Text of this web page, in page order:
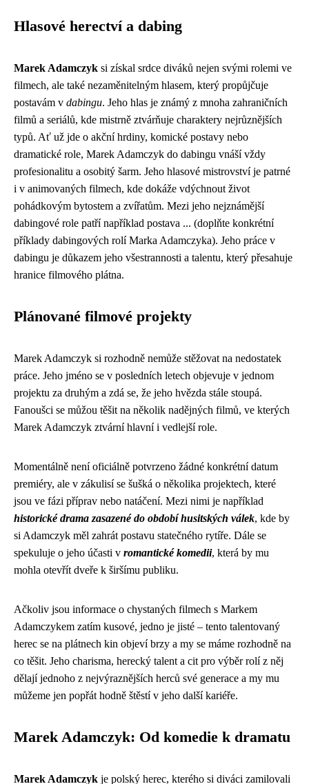
Hlasové herectví a dabing
Marek Adamczyk si získal srdce diváků nejen svými rolemi ve
filmech, ale také nezaměnitelným hlasem, který propůjčuje
postavám v dabingu. Jeho hlas je známý z mnoha zahraničních
filmů a seriálů, kde mistrně ztvárňuje charaktery nejrůznějších
typů. Ať už jde o akční hrdiny, komické postavy nebo
dramatické role, Marek Adamczyk do dabingu vnáší vždy
profesionalitu a osobitý šarm. Jeho hlasové mistrovství je patrné
i v animovaných filmech, kde dokáže vdýchnout život
pohádkovým bytostem a zvířatům. Mezi jeho nejznámější
dabingové role patří například postava ... (doplňte konkrétní
příklady dabingových rolí Marka Adamczyka). Jeho práce v
dabingu je důkazem jeho všestrannosti a talentu, který přesahuje
hranice filmového plátna.
Plánované filmové projekty
Marek Adamczyk si rozhodně nemůže stěžovat na nedostatek
práce. Jeho jméno se v posledních letech objevuje v jednom
projektu za druhým a zdá se, že jeho hvězda stále stoupá.
Fanoušci se můžou těšit na několik nadějných filmů, ve kterých
Marek Adamczyk ztvární hlavní i vedlejší role.
Momentálně není oficiálně potvrzeno žádné konkrétní datum
premiéry, ale v zákulisí se šušká o několika projektech, které
jsou ve fázi příprav nebo natáčení. Mezi nimi je například
historické drama zasazené do období husitských válek, kde by
si Adamczyk měl zahrát postavu statečného rytíře. Dále se
spekuluje o jeho účasti v romantické komedii, která by mu
mohla otevřít dveře k širšímu publiku.
Ačkoliv jsou informace o chystaných filmech s Markem
Adamczykem zatím kusové, jedno je jisté – tento talentovaný
herec se na plátnech kin objeví brzy a my se máme rozhodně na
co těšit. Jeho charisma, herecký talent a cit pro výběr rolí z něj
dělají jednoho z nejvýraznějších herců své generace a my mu
můžeme jen popřát hodně štěstí v jeho další kariéře.
Marek Adamczyk: Od komedie k dramatu
Marek Adamczyk je polský herec, kterého si diváci zamilovali